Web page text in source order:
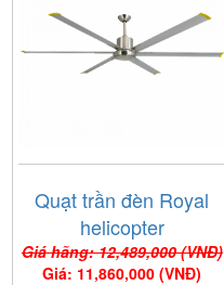
Quạt trần đèn Royal
helicopter
Giá hãng: 12,489,000 (VNĐ)
Giá: 11,860,000 (VNĐ)